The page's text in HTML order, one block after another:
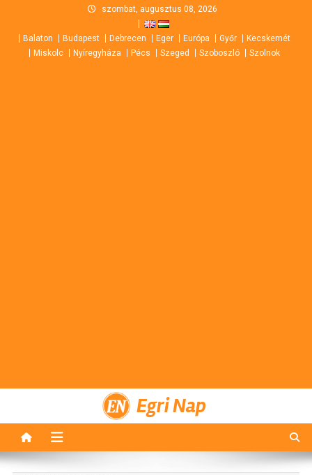
content
szombat, augusztus 08, 2026
Balaton Budapest Debrecen Eger Európa Győr
Kecskemét
Miskolc
Nyíregyháza Pécs Szeged Szoboszló Szolnok
Egri Nap